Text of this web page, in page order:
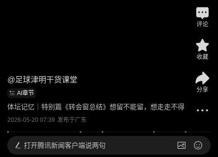
@足球津明干货课堂
AI章节
体坛记忆｜特别篇《转会窗总结》想留不能留，想走走不得
2026-05-20 07:39 发布于广东
评论
收藏
分享
打开腾讯新闻客户端说两句